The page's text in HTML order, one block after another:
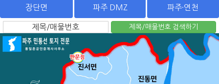
장단면 파주 DMZ 파주·연천